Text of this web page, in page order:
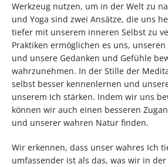
Werkzeug nutzen, um in der Welt zu
und Yoga sind zwei Ansätze, die uns
tiefer mit unserem inneren Selbst zu
Praktiken ermöglichen es uns,
und unsere Gedanken und Gefühle
wahrzunehmen. In der Stille der
selbst besser kennenlernen und
unserem Ich stärken. Indem wir uns
können wir auch einen besseren
und unserer wahren Natur finden.
Wir erkennen, dass unser wahres Ich
umfassender ist als das, was wir in